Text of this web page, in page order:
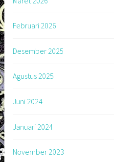
Februari 2026
Desember 2025
Agustus 2025
Juni 2024
Januari 2024
November 2023